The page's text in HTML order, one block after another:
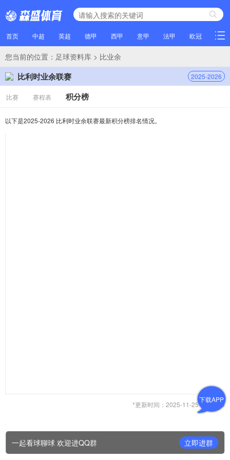
首页 中超 英超 德甲 西甲 意甲 法甲 欧冠 NBA
您当前的位置： 足球资料库 > 比业余
比利时业余联赛 2025-2026
比赛 赛程表 积分榜
以下是2025-2026 比利时业余联赛最新积分榜排名情况。
*更新时间：2025-11-25 17:23:59
一起看球聊球 欢迎进QQ群 立即进群
下载APP